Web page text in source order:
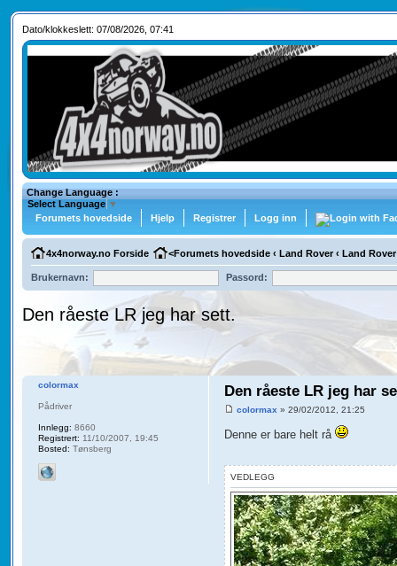
Dato/klokkeslett: 07/08/2026, 07:41
Change Language :
Select Language ▼
Forumets hovedside
Hjelp Registrer Logg inn
4x4norway.no Forside <Forumets hovedside ‹ Land Rover ‹ Land Rover
Brukernavn: Passord:
Den råeste LR jeg har sett.
Den råeste LR jeg har
colormax » 29/02/2012, 21:25
Denne er bare helt rå
VEDLEGG
colormax
Pådriver
Innlegg: 8660
Registrert: 11/10/2007, 19:45
Bosted: Tønsberg